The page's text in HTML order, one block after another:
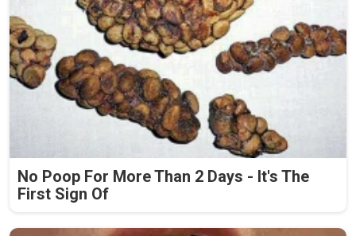
No Poop For More Than 2 Days - It's The
First Sign Of